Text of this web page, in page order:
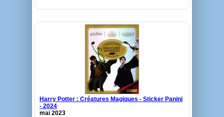
Harry Potter : Créatures Magiques - Sticker Panini
- 2024
mai 2023